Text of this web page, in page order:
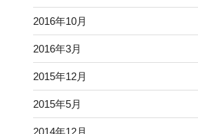
2016年10月
2016年3月
2015年12月
2015年5月
2014年12月